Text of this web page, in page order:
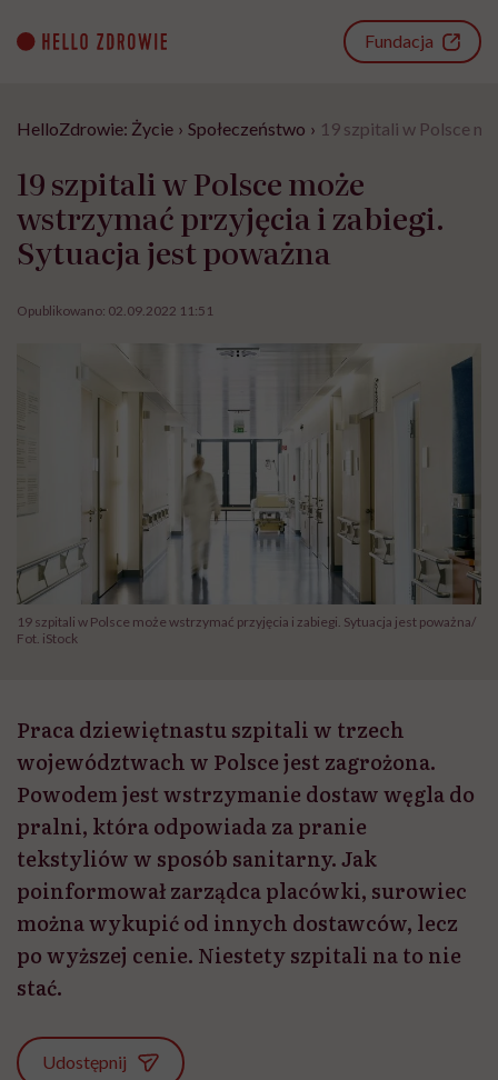
content
Fundacja
HelloZdrowie: Życie › Społeczeństwo › 19 szpitali w Polsce
19 szpitali w Polsce może
wstrzymać przyjęcia i zabiegi.
Sytuacja jest poważna
Opublikowano: 02.09.2022 11:51
19 szpitali w Polsce może wstrzymać przyjęcia i zabiegi. Sytuacja jest poważna/
Fot. iStock
Praca dziewiętnastu szpitali w trzech
województwach w Polsce jest zagrożona.
Powodem jest wstrzymanie dostaw węgla do
pralni, która odpowiada za pranie
tekstyliów w sposób sanitarny. Jak
poinformował zarządca placówki, surowiec
można wykupić od innych dostawców, lecz
po wyższej cenie. Niestety szpitali na to nie
stać.
Udostępnij